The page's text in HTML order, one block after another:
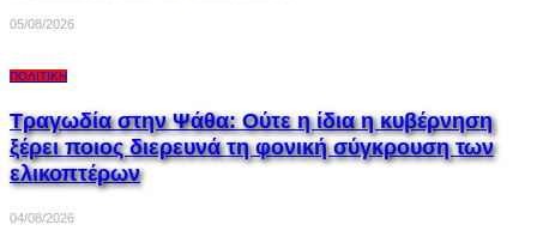
05/08/2026
ΠΟΛΙΤΙΚΉ
Τραγωδία στην Ψάθα: Ούτε η ίδια η κυβέρνηση
ξέρει ποιος διερευνά τη φονική σύγκρουση των
ελικοπτέρων
04/08/2026